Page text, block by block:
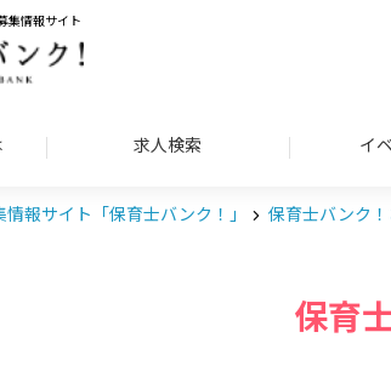
集情報サイト
求人検索 イ
報サイト「保育士バンク！」 保育士バンク
保育